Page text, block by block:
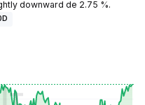
downward de 2.75 %.